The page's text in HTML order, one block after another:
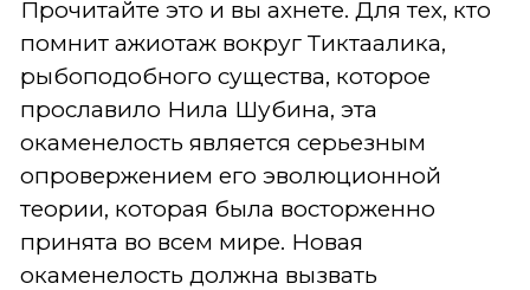
Прочитайте это и вы ахнете. Для тех, кто
помнит ажиотаж вокруг Тиктаалика,
рыбоподобного существа, которое
прославило Нила Шубина, эта
окаменелость является серьезным
опровержением его эволюционной
теории, которая была восторженно
принята во всем мире. Новая
окаменелость должна вызвать